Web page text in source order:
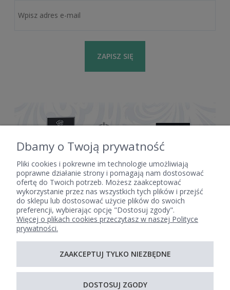
ZAPISZ SIĘ
POMOC
MOJE KONTO
PŁATNOŚCI I DOSTAWA
INFORMACJE
Dbamy o Twoją prywatność
Pliki cookies i pokrewne im technologie umożliwiają
poprawne działanie strony i pomagają nam dostosować
ofertę do Twoich potrzeb. Możesz zaakceptować
wykorzystanie przez nas wszystkich tych plików i przejść
do sklepu lub dostosować użycie plików do swoich
preferencji, wybierając opcję "Dostosuj zgody".
Więcej o plikach cookies przeczytasz w naszej Polityce
prywatności.
ZAAKCEPTUJ TYLKO NIEZBĘDNE
DOSTOSUJ ZGODY